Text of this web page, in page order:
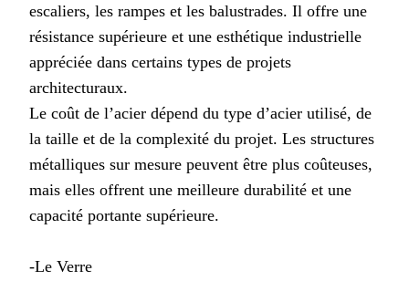
escaliers, les rampes et les balustrades. Il offre une
résistance supérieure et une esthétique industrielle
appréciée dans certains types de projets
architecturaux.
Le coût de l’acier dépend du type d’acier utilisé, de
la taille et de la complexité du projet. Les structures
métalliques sur mesure peuvent être plus coûteuses,
mais elles offrent une meilleure durabilité et une
capacité portante supérieure.
-Le Verre